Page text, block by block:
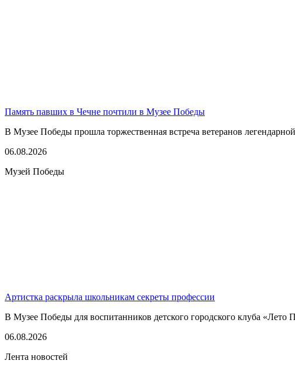
Память павших в Чечне почтили в Музее Победы
В Музее Победы прошла торжественная встреча ветеранов
06.08.2026
Музей Победы
Артистка раскрыла школьникам секреты профессии
В Музее Победы для воспитанников детского городского клуба «Лето
06.08.2026
Лента новостей